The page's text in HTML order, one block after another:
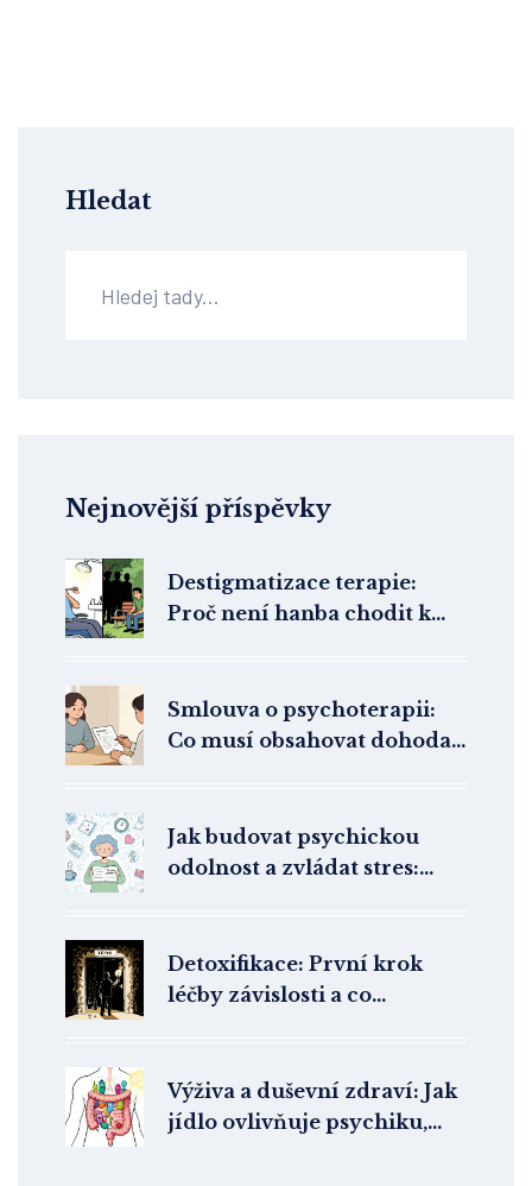
Hledat
Nejnovější příspěvky
Destigmatizace terapie:
Proč není hanba chodit k
Smlouva o psychoterapii:
Co musí obsahovat dohoda
Jak budovat psychickou
odolnost a zvládat stres:
Detoxifikace: První krok
léčby závislosti a co
Výživa a duševní zdraví: Jak
jídlo ovlivňuje psychiku,